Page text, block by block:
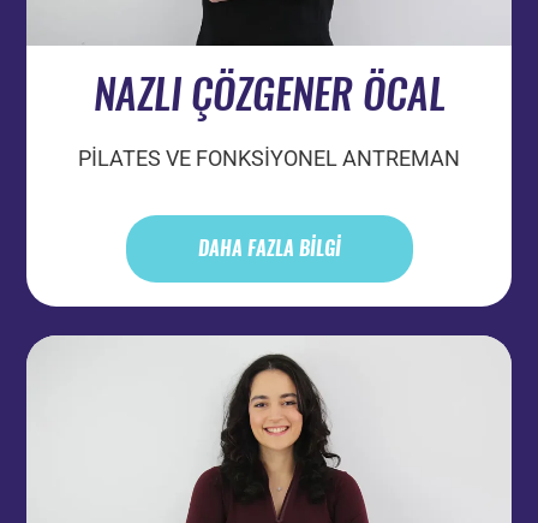
NAZLI ÇÖZGENER ÖCAL
PİLATES VE FONKSİYONEL ANTREMAN
DAHA FAZLA BİLGİ